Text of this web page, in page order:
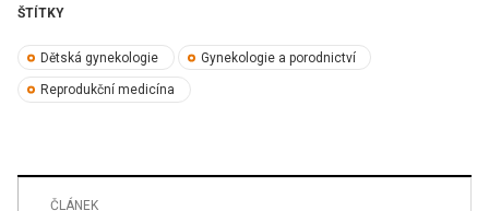
ŠTÍTKY
Dětská gynekologie Gynekologie a porodnictví
Reprodukční medicína
ČLÁNEK